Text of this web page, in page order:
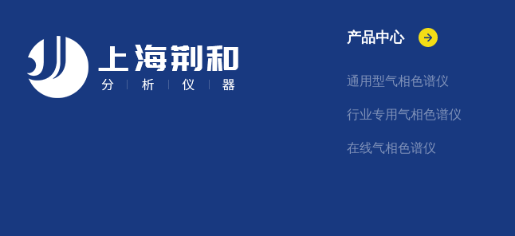
产品中心
通用型气相色谱仪
行业专用气相色谱仪
在线气相色谱仪